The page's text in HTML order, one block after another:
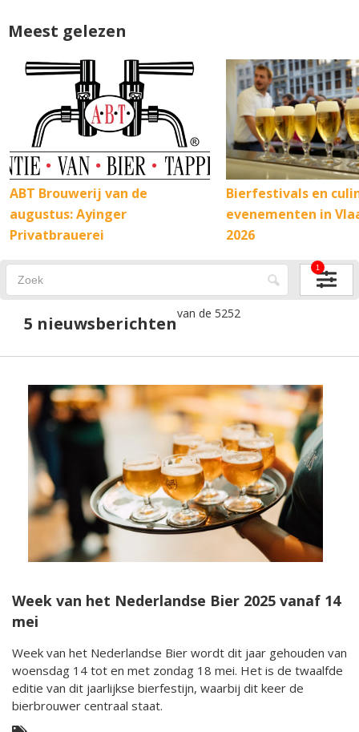
Meest gelezen
ABT Brouwerij van de
augustus: Ayinger
Privatbrauerei
Bierfestivals en
evenementen in
2026
1
5 nieuwsberichtenvan de 5252
Week van het Nederlandse Bier 2025 vanaf 14
mei
Week van het Nederlandse Bier wordt dit jaar gehouden van
woensdag 14 tot en met zondag 18 mei. Het is de twaalfde
editie van dit jaarlijkse bierfestijn, waarbij dit keer de
bierbrouwer centraal staat.